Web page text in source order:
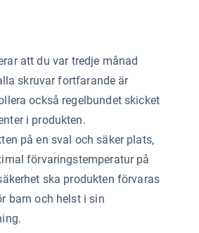
att du var tredje månad
skruvar fortfarande är
också regelbundet skicket
i produkten.
på en sval och säker plats,
förvaringstemperatur på
ska produkten förvaras
barn och helst i sin